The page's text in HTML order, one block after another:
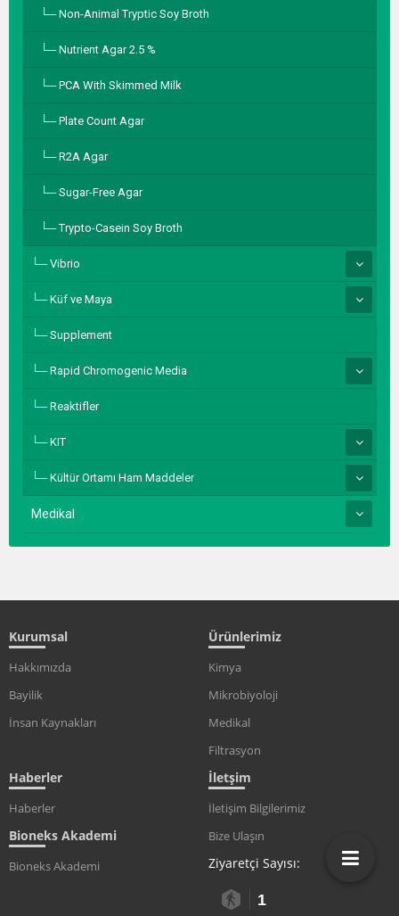
Non-Animal Tryptic Soy Broth
Nutrient Agar 2.5 %
PCA With Skimmed Milk
Plate Count Agar
R2A Agar
Sugar-Free Agar
Trypto-Casein Soy Broth
Vibrio
Küf ve Maya
Supplement
Rapid Chromogenic Media
Reaktifler
KIT
Kültür Ortamı Ham Maddeler
Medikal
Kurumsal
Hakkımızda
Bayilik
İnsan Kaynakları
Ürünlerimiz
Kimya
Mikrobiyoloji
Medikal
Filtrasyon
Haberler
Haberler
Bioneks Akademi
Bioneks Akademi
İletşim
İletişim Bilgilerimiz
Bize Ulaşın
Ziyaretçi Sayısı:
1